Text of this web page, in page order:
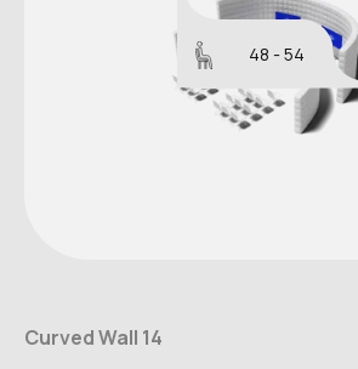
48 - 54
Curved Wall 14